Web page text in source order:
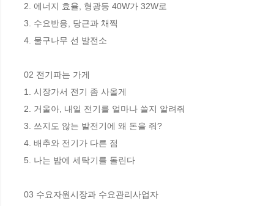
2. 에너지 효율, 형광등 40W가 32W로
3. 수요반응, 당근과 채찍
4. 물구나무 선 발전소
02 전기파는 가게
1. 시장가서 전기 좀 사올게
2. 거울아, 내일 전기를 얼마나 쓸지 알려줘
3. 쓰지도 않는 발전기에 왜 돈을 줘?
4. 배추와 전기가 다른 점
5. 나는 밤에 세탁기를 돌린다
03 수요자원시장과 수요관리사업자